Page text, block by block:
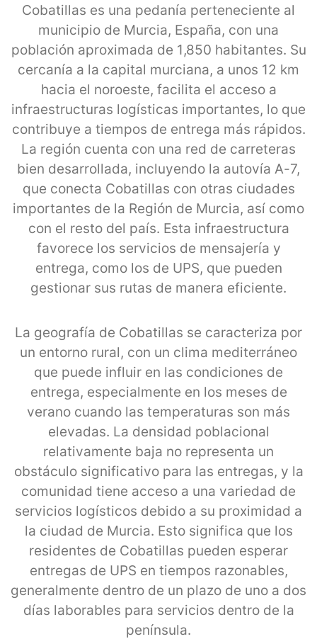
Cobatillas es una pedanía perteneciente al
municipio de Murcia, España, con una
población aproximada de 1,850 habitantes. Su
cercanía a la capital murciana, a unos 12 km
hacia el noroeste, facilita el acceso a
infraestructuras logísticas importantes, lo que
contribuye a tiempos de entrega más rápidos.
La región cuenta con una red de carreteras
bien desarrollada, incluyendo la autovía A-7,
que conecta Cobatillas con otras ciudades
importantes de la Región de Murcia, así como
con el resto del país. Esta infraestructura
favorece los servicios de mensajería y
entrega, como los de UPS, que pueden
gestionar sus rutas de manera eficiente.
La geografía de Cobatillas se caracteriza por
un entorno rural, con un clima mediterráneo
que puede influir en las condiciones de
entrega, especialmente en los meses de
verano cuando las temperaturas son más
elevadas. La densidad poblacional
relativamente baja no representa un
obstáculo significativo para las entregas, y la
comunidad tiene acceso a una variedad de
servicios logísticos debido a su proximidad a
la ciudad de Murcia. Esto significa que los
residentes de Cobatillas pueden esperar
entregas de UPS en tiempos razonables,
generalmente dentro de un plazo de uno a dos
días laborables para servicios dentro de la
península.